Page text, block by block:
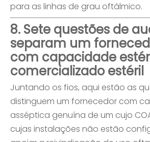
para as linhas de grau oftálmico.
8. Sete questões de
separam um
com capacidade
comercializado estéril
Juntando os fios, aqui estão as
distinguem um fornecedor com
asséptica genuína de um cujo
cujas instalações não estão